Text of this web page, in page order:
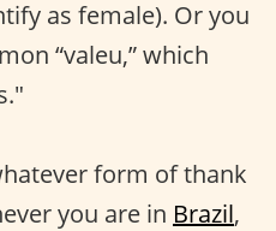
as female). Or you
“valeu,” which
form of thank
you are in Brazil,